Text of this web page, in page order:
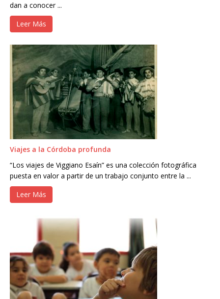
dan a conocer ...
Leer Más
Viajes a la Córdoba profunda
“Los viajes de Viggiano Esaín” es una colección fotográfica
puesta en valor a partir de un trabajo conjunto entre la ...
Leer Más